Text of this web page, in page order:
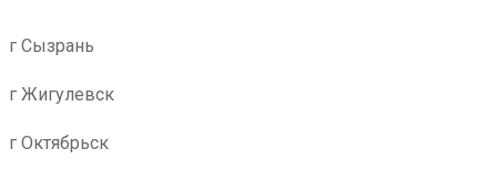
г Сызрань
г Жигулевск
г Октябрьск